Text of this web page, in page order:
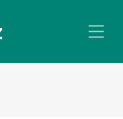
de torneos